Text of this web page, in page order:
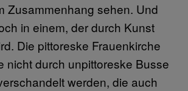
Zusammenhang sehen. Und
in einem, der durch Kunst
Die pittoreske Frauenkirche
nicht durch unpittoreske Busse
werden, die auch